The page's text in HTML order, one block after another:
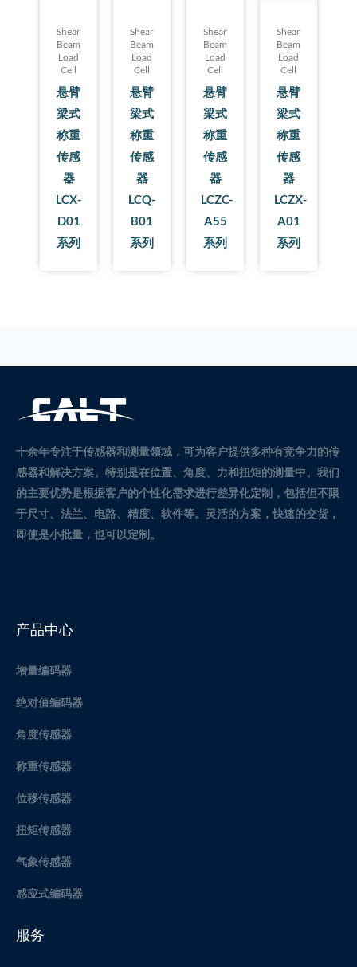
Shear
Beam
Load
Cell
悬臂
梁式
称重
传感
器
LCX-
D01
系列
Shear
Beam
Load
Cell
悬臂
梁式
称重
传感
器
LCQ-
B01
系列
Shear
Beam
Load
Cell
悬臂
梁式
称重
传感
器
LCZC-
A55
系列
Shear
Beam
Load
Cell
悬臂
梁式
称重
传感
器
LCZX-
A01
系列
十余年专注于传感器和测量领域，可为客户提供多种有竞争力的传
感器和解决方案。 特别是在位置、角度、力和扭矩的测量中。 我们
的主要优势是根据客户的个性化需求进行差异化定制，包括但不限
于尺寸、法兰、电路、精度、软件等。灵活的方案，快速的交货，
即使是小批量，也可以定制。
产品中心
增量编码器
绝对值编码器
角度传感器
称重传感器
位移传感器
扭矩传感器
气象传感器
感应式编码器
服务